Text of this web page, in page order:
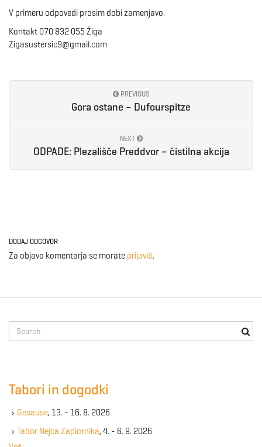
i
V primeru odpovedi prosim dobi zamenjavo.
Kontakt 070 832 055 Žiga
Zigasustersic9@gmail.com
PREVIOUS
Gora ostane – Dufourspitze
NEXT
ODPADE: Plezališče Preddvor – čistilna akcija
DODAJ ODGOVOR
Za objavo komentarja se morate prijaviti.
e
e
y
w
Tabori in dogodki
Gesause, 13. - 16. 8. 2026
Tabor Nejca Zaplotnika, 4. - 6. 9. 2026